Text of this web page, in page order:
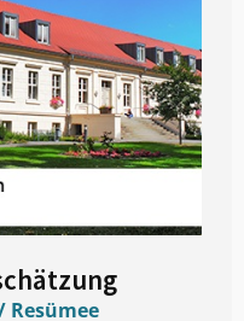
Resümee